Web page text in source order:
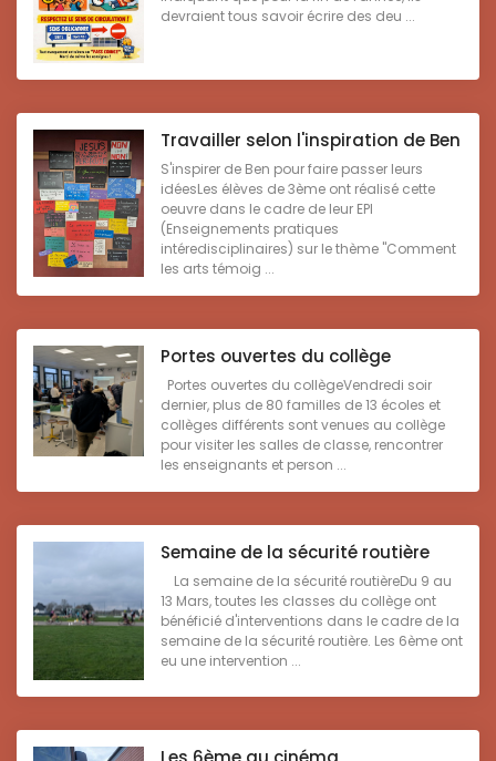
devraient tous savoir écrire des deu ...
Travailler selon l'inspiration de Ben
S'inspirer de Ben pour faire passer leurs
idéesLes élèves de 3ème ont réalisé cette
oeuvre dans le cadre de leur EPI
(Enseignements pratiques
intéredisciplinaires) sur le thème "Comment
les arts témoig ...
Portes ouvertes du collège
Portes ouvertes du collègeVendredi soir
dernier, plus de 80 familles de 13 écoles et
collèges différents sont venues au collège
pour visiter les salles de classe, rencontrer
les enseignants et person ...
Semaine de la sécurité routière
La semaine de la sécurité routièreDu 9 au
13 Mars, toutes les classes du collège ont
bénéficié d'interventions dans le cadre de la
semaine de la sécurité routière. Les 6ème ont
eu une intervention ...